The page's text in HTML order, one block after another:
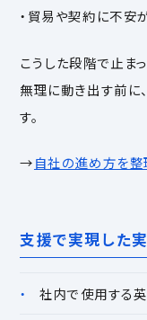
・貿易や契約に不安
こうした段階で止ま
無理に動き出す前に
す。
→自社の進め方を整
支援で実現した
社内で使用する